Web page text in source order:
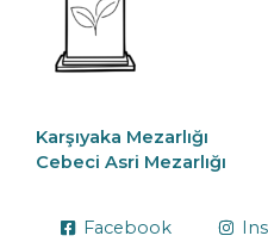
Karşıyaka Mezarlığı
Cebeci Asri Mezarlığı
Facebook